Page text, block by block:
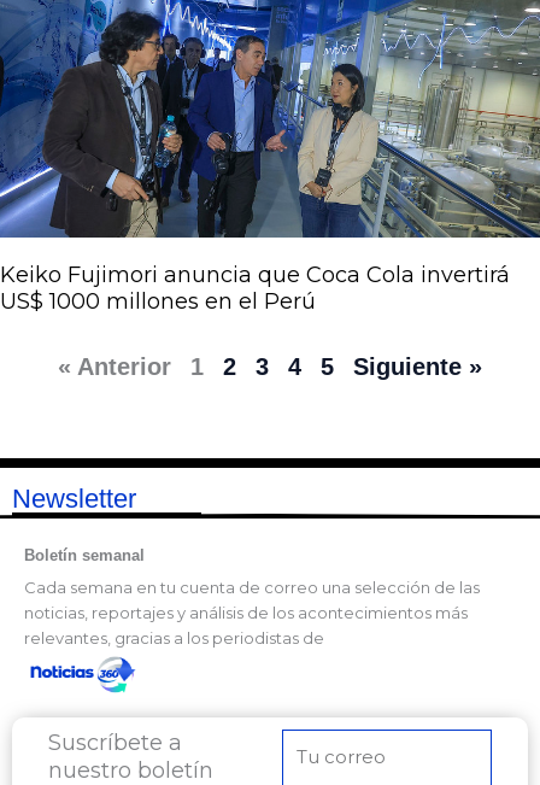
Keiko Fujimori anuncia que Coca Cola invertirá
US$ 1000 millones en el Perú
« Anterior 1 2 3 4 5 Siguiente »
Newsletter
Boletín semanal
Cada semana en tu cuenta de correo una selección de las
noticias, reportajes y análisis de los acontecimientos más
relevantes, gracias a los periodistas de
Suscríbete a
nuestro boletín
electrónico